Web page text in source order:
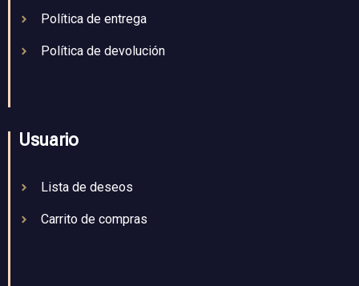
Política de entrega
Política de devolución
Usuario
Lista de deseos
Carrito de compras